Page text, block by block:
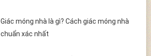
Giác móng nhà là gì? Cách giác móng nhà
chuẩn xác nhất